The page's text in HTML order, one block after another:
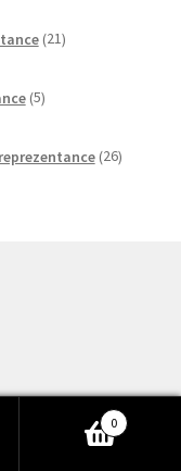
21izdelkov
5izdelkov
26izdelkov
0